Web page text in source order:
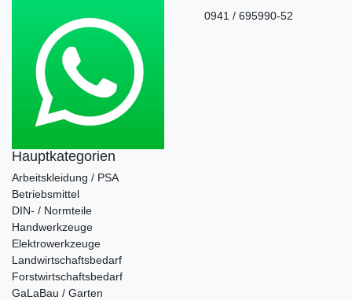
0941 / 695990-52
Hauptkategorien
Arbeitskleidung / PSA
Betriebsmittel
DIN- / Normteile
Handwerkzeuge
Elektrowerkzeuge
Landwirtschaftsbedarf
Forstwirtschaftsbedarf
GaLaBau / Garten